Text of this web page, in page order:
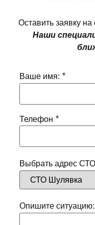
Оставить заявку
Наши
Ваше имя: *
Телефон *
Выбрать адрес СТО
Опишите ситуацию: